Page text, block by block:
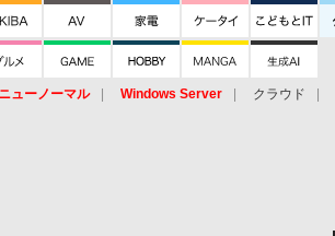
ニューノーマル Windows Server クラウド